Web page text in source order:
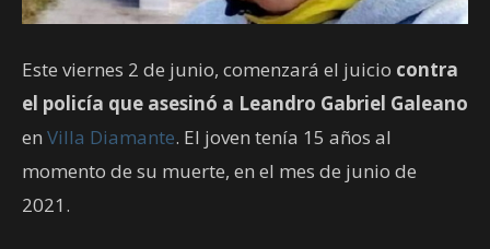
Este viernes 2 de junio, comenzará el juicio contra
el policía que asesinó a Leandro Gabriel Galeano
en Villa Diamante. El joven tenía 15 años al
momento de su muerte, en el mes de junio de
2021.